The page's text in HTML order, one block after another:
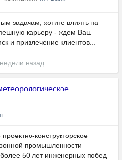
задачам, хотите влиять на
карьеру - ждем Ваш
и привлечение клиентов...
назад
конструкторское
промышленности
50 лет инженерных побед